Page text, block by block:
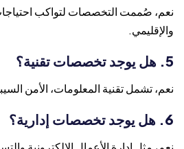
نعم، صُممت التخصصات لتواكب
والإقليمي.
5. هل يوجد تخصصات تقنية؟
نعم، تشمل تقنية المعلومات، الأمن
6. هل يوجد تخصصات إدارية؟